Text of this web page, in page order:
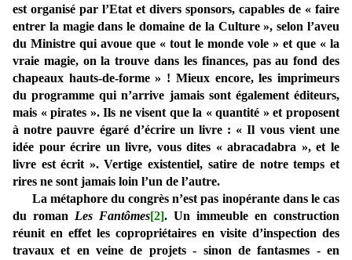
est organisé par l’Etat et divers sponsors, capables de « faire
entrer la magie dans le domaine de la Culture », selon l’aveu
du Ministre qui avoue que « tout le monde vole » et que « la
vraie magie, on la trouve dans les finances, pas au fond des
chapeaux hauts-de-forme » ! Mieux encore, les imprimeurs
du programme qui n’arrive jamais sont également éditeurs,
mais « pirates ». Ils ne visent que la « quantité » et proposent
à notre pauvre égaré d’écrire un livre : « Il vous vient une
idée pour écrire un livre, vous dites « abracadabra », et le
livre est écrit ». Vertige existentiel, satire de notre temps et
rires ne sont jamais loin l’un de l’autre.
La métaphore du congrès n’est pas inopérante dans le cas
du roman Les Fantômes[2]. Un immeuble en construction
réunit en effet les copropriétaires en visite d’inspection des
travaux et en veine de projets - sinon de fantasmes - en